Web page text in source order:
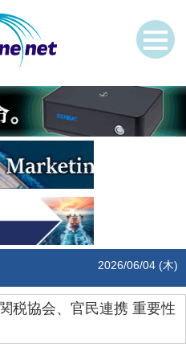
2026/06/04 (木)
税協会、官民連携 重要性